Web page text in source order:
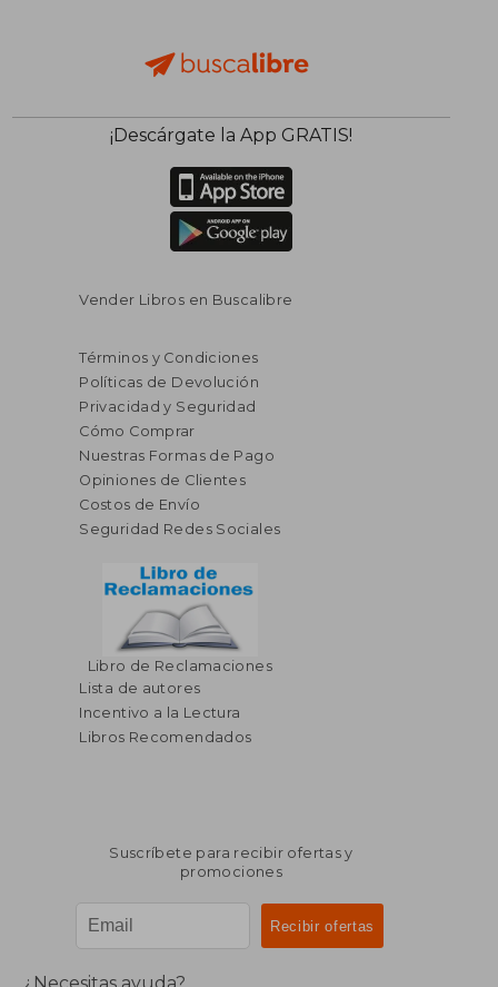
¡Descárgate la App GRATIS!
Vender Libros en Buscalibre
Términos y Condiciones
Políticas de Devolución
Privacidad y Seguridad
Cómo Comprar
Nuestras Formas de Pago
Opiniones de Clientes
Costos de Envío
Seguridad Redes Sociales
Libro de Reclamaciones
Lista de autores
Incentivo a la Lectura
Libros Recomendados
Suscríbete para recibir ofertas y
promociones